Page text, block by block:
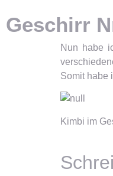
Geschirr
Nun habe
Somit habe
Kimbi im